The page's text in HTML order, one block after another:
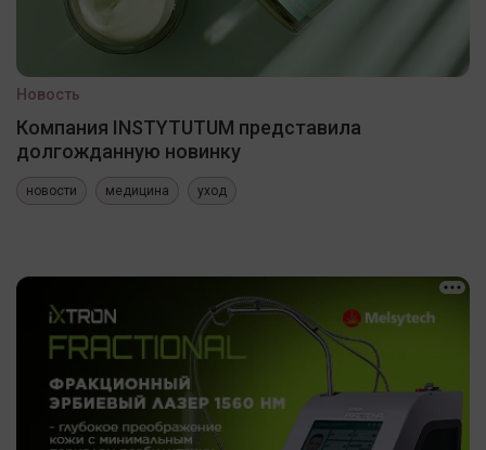
Новость
Компания INSTYTUTUM представила
долгожданную новинку
новости медицина уход